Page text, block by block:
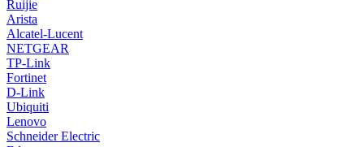
Ruijie
Arista
Alcatel-Lucent
NETGEAR
TP-Link
Fortinet
D-Link
Ubiquiti
Lenovo
Schneider Electric